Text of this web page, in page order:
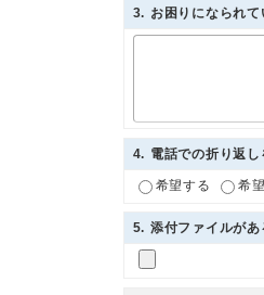
3. お困りになられて
4. 電話での折り返し
希望する 希
5. 添付ファイルがあ